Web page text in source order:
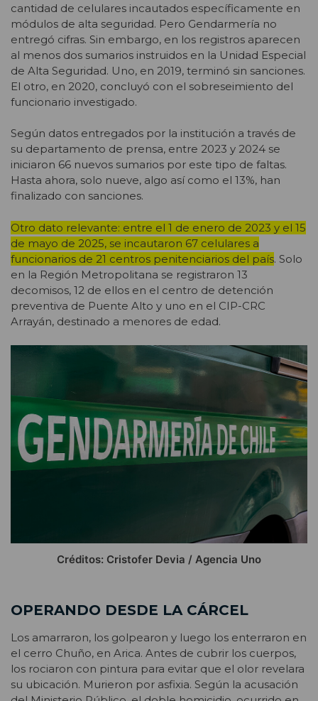
cantidad de celulares incautados específicamente en
módulos de alta seguridad. Pero Gendarmería no
entregó cifras. Sin embargo, en los registros aparecen
al menos dos sumarios instruidos en la Unidad Especial
de Alta Seguridad. Uno, en 2019, terminó sin sanciones.
El otro, en 2020, concluyó con el sobreseimiento del
funcionario investigado.
Según datos entregados por la institución a través de
su departamento de prensa, entre 2023 y 2024 se
iniciaron 66 nuevos sumarios por este tipo de faltas.
Hasta ahora, solo nueve, algo así como el 13%, han
finalizado con sanciones.
Otro dato relevante: entre el 1 de enero de 2023 y el 15
de mayo de 2025, se incautaron 67 celulares a
funcionarios de 21 centros penitenciarios del país. Solo
en la Región Metropolitana se registraron 13
decomisos, 12 de ellos en el centro de detención
preventiva de Puente Alto y uno en el CIP-CRC
Arrayán, destinado a menores de edad.
Créditos: Cristofer Devia / Agencia Uno
OPERANDO DESDE LA CÁRCEL
Los amarraron, los golpearon y luego los enterraron en
el cerro Chuño, en Arica. Antes de cubrir los cuerpos,
los rociaron con pintura para evitar que el olor revelara
su ubicación. Murieron por asfixia. Según la acusación